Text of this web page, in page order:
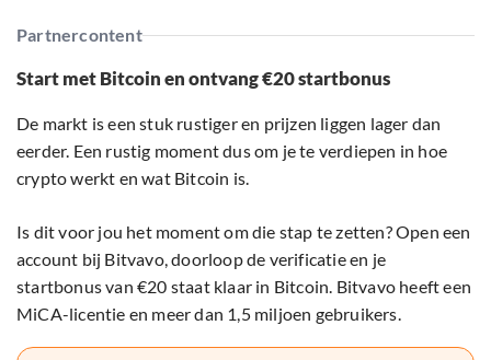
Partnercontent
Start met Bitcoin en ontvang €20 startbonus
De markt is een stuk rustiger en prijzen liggen lager dan
eerder. Een rustig moment dus om je te verdiepen in hoe
crypto werkt en wat Bitcoin is.
Is dit voor jou het moment om die stap te zetten? Open een
account bij Bitvavo, doorloop de verificatie en je
startbonus van €20 staat klaar in Bitcoin. Bitvavo heeft een
MiCA-licentie en meer dan 1,5 miljoen gebruikers.